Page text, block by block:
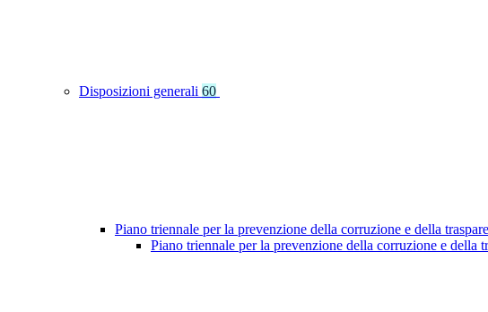
Disposizioni generali 60
Piano triennale per la prevenzione della corruzione e della
Piano triennale per la prevenzione della corruzione e della